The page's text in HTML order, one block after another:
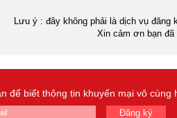
Lưu ý : đây không phải là dịch vụ
Xin cảm ơn bạn đã
để biết thông tin khuyến mại vô cùng
Đăng ký